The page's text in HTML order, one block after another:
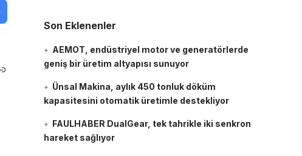
Son Eklenenler
AEMOT, endüstriyel motor ve generatörlerde
geniş bir üretim altyapısı sunuyor
Ünsal Makina, aylık 450 tonluk döküm
kapasitesini otomatik üretimle destekliyor
FAULHABER DualGear, tek tahrikle iki senkron
hareket sağlıyor